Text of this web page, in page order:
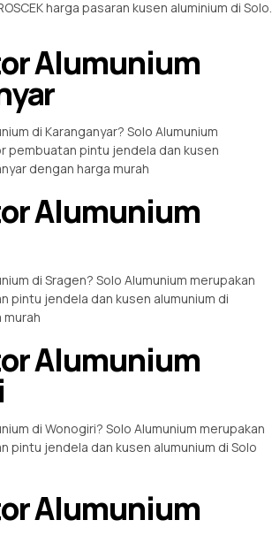
harga pasaran kusen aluminium di Solo.
Alumunium
di Karanganyar? Solo Alumunium
pembuatan pintu jendela dan kusen
dengan harga murah
Alumunium
di Sragen? Solo Alumunium merupakan
pintu jendela dan kusen alumunium di
murah
Alumunium
di Wonogiri? Solo Alumunium merupakan
pintu jendela dan kusen alumunium di Solo
Alumunium